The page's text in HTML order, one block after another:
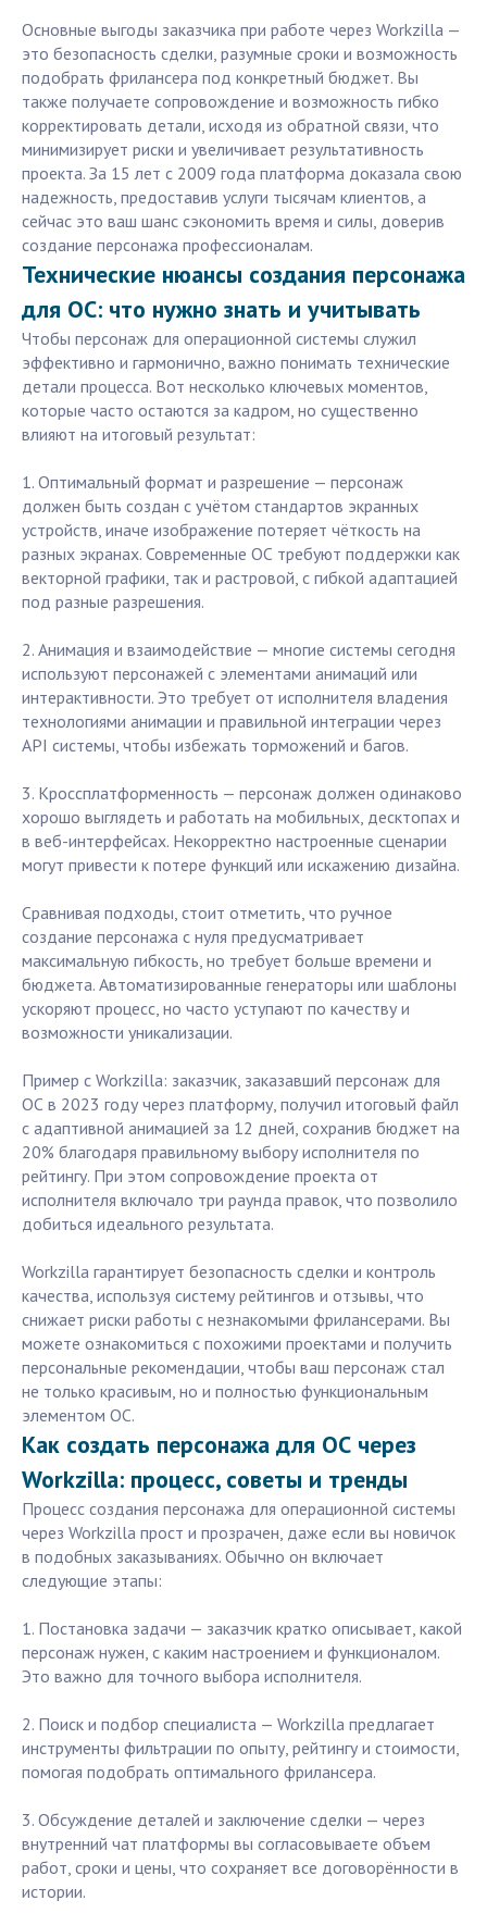
Основные выгоды заказчика при работе через Workzilla —
это безопасность сделки, разумные сроки и возможность
подобрать фрилансера под конкретный бюджет. Вы
также получаете сопровождение и возможность гибко
корректировать детали, исходя из обратной связи, что
минимизирует риски и увеличивает результативность
проекта. За 15 лет с 2009 года платформа доказала свою
надежность, предоставив услуги тысячам клиентов, а
сейчас это ваш шанс сэкономить время и силы, доверив
создание персонажа профессионалам.
Технические нюансы создания персонажа
для ОС: что нужно знать и учитывать
Чтобы персонаж для операционной системы служил
эффективно и гармонично, важно понимать технические
детали процесса. Вот несколько ключевых моментов,
которые часто остаются за кадром, но существенно
влияют на итоговый результат:
1. Оптимальный формат и разрешение — персонаж
должен быть создан с учётом стандартов экранных
устройств, иначе изображение потеряет чёткость на
разных экранах. Современные ОС требуют поддержки как
векторной графики, так и растровой, с гибкой адаптацией
под разные разрешения.
2. Анимация и взаимодействие — многие системы сегодня
используют персонажей с элементами анимаций или
интерактивности. Это требует от исполнителя владения
технологиями анимации и правильной интеграции через
API системы, чтобы избежать торможений и багов.
3. Кроссплатформенность — персонаж должен одинаково
хорошо выглядеть и работать на мобильных, десктопах и
в веб-интерфейсах. Некорректно настроенные сценарии
могут привести к потере функций или искажению дизайна.
Сравнивая подходы, стоит отметить, что ручное
создание персонажа с нуля предусматривает
максимальную гибкость, но требует больше времени и
бюджета. Автоматизированные генераторы или шаблоны
ускоряют процесс, но часто уступают по качеству и
возможности уникализации.
Пример с Workzilla: заказчик, заказавший персонаж для
ОС в 2023 году через платформу, получил итоговый файл
с адаптивной анимацией за 12 дней, сохранив бюджет на
20% благодаря правильному выбору исполнителя по
рейтингу. При этом сопровождение проекта от
исполнителя включало три раунда правок, что позволило
добиться идеального результата.
Workzilla гарантирует безопасность сделки и контроль
качества, используя систему рейтингов и отзывы, что
снижает риски работы с незнакомыми фрилансерами. Вы
можете ознакомиться с похожими проектами и получить
персональные рекомендации, чтобы ваш персонаж стал
не только красивым, но и полностью функциональным
элементом ОС.
Как создать персонажа для ОС через
Workzilla: процесс, советы и тренды
Процесс создания персонажа для операционной системы
через Workzilla прост и прозрачен, даже если вы новичок
в подобных заказываниях. Обычно он включает
следующие этапы:
1. Постановка задачи — заказчик кратко описывает, какой
персонаж нужен, с каким настроением и функционалом.
Это важно для точного выбора исполнителя.
2. Поиск и подбор специалиста — Workzilla предлагает
инструменты фильтрации по опыту, рейтингу и стоимости,
помогая подобрать оптимального фрилансера.
3. Обсуждение деталей и заключение сделки — через
внутренний чат платформы вы согласовываете объем
работ, сроки и цены, что сохраняет все договорённости в
истории.